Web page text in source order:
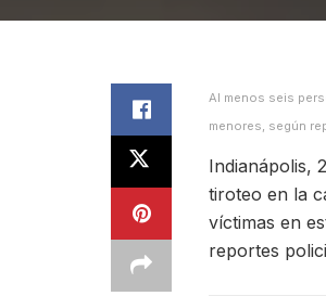
Al menos seis
menores, según
Indianápolis,
tiroteo en la
víctimas en
reportes